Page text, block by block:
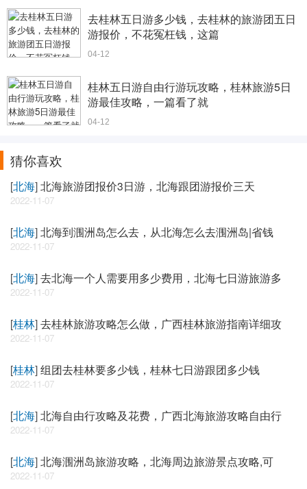
去桂林五日游多少钱，去桂林的旅游团五日
游报价，不花冤枉钱，这篇
04-12
桂林五日游自由行游玩攻略，桂林旅游5日
游最佳攻略，一篇看了就
04-12
猜你喜欢
[北海]北海旅游团报价3日游，北海跟团游报价三天
2022-11-07
[北海]北海到涠洲岛怎么去，从北海怎么去涠洲岛|省钱
2022-11-07
[北海]去北海一个人需要用多少费用，北海七日游旅游多
2022-11-07
[桂林]去桂林旅游攻略怎么做，广西桂林旅游指南详细攻
2022-11-07
[桂林]组团去桂林要多少钱，桂林七日游跟团多少钱
2022-11-07
[北海]北海自由行攻略及花费，广西北海旅游攻略自由行
2022-11-07
[北海]北海涠洲岛旅游攻略，北海周边旅游景点攻略,可
2022-11-07